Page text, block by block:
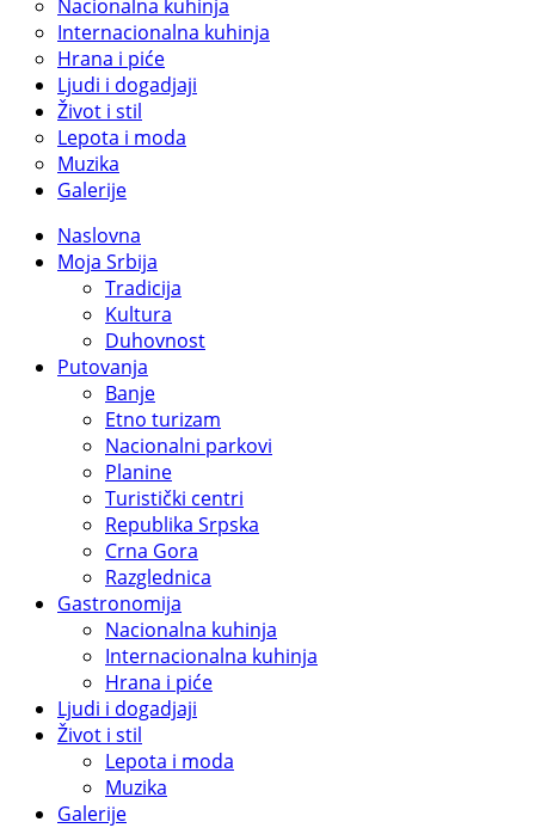
Nacionalna kuhinja
Internacionalna kuhinja
Hrana i piće
Ljudi i dogadjaji
Život i stil
Lepota i moda
Muzika
Galerije
Naslovna
Moja Srbija
Tradicija
Kultura
Duhovnost
Putovanja
Banje
Etno turizam
Nacionalni parkovi
Planine
Turistički centri
Republika Srpska
Crna Gora
Razglednica
Gastronomija
Nacionalna kuhinja
Internacionalna kuhinja
Hrana i piće
Ljudi i dogadjaji
Život i stil
Lepota i moda
Muzika
Galerije